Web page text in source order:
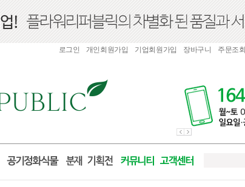
로그인 개인회원가입 기업회원가입 장바구니 주문조회